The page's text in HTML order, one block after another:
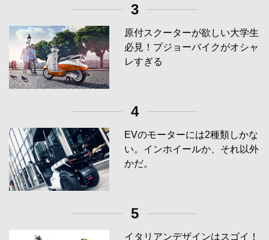
3
原付スクーターが欲しい大学生
必見！プジョーバイクがオシャ
レすぎる
4
EVのモーターには2種類しかな
い。インホイールか、それ以外
かだ。
5
イタリアンデザインはスゴイ！